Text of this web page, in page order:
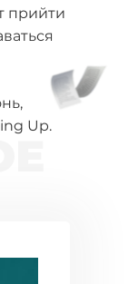
прийти
Up.